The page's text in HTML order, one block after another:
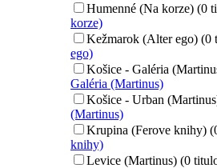
Humenné (Na korze) (0
korze)
Kežmarok (Alter ego) (0
ego)
Košice - Galéria
Galéria (Martinus)
Košice - Urban
(Martinus)
Krupina (Ferove knihy)
knihy)
Levice (Martinus) (0